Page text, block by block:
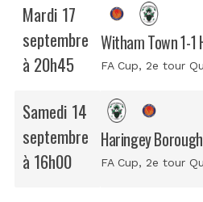
Mardi 17
septembre
à 20h45
Witham Town 1-
FA Cup, 2e tour
Samedi 14
septembre
à 16h00
Haringey
FA Cup, 2e tour